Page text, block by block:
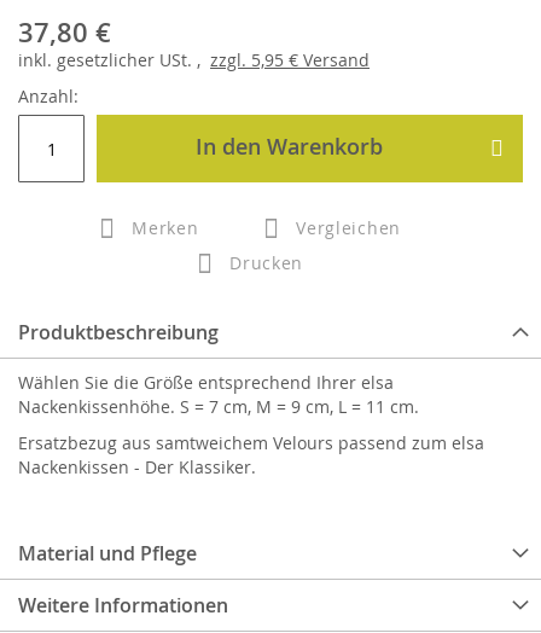
37,80 €
inkl. gesetzlicher USt. , zzgl. 5,95 € Versand
Anzahl:
In den Warenkorb
Merken
Vergleichen
Drucken
Produktbeschreibung
Material und Pflege
Weitere Informationen
Wählen Sie die Größe entsprechend Ihrer elsa
Nackenkissenhöhe. S = 7 cm, M = 9 cm, L = 11 cm.
Ersatzbezug aus samtweichem Velours passend zum elsa
Nackenkissen - Der Klassiker.